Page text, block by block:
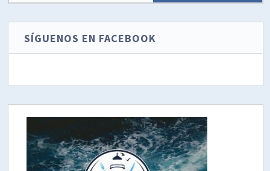
SÍGUENOS EN FACEBOOK